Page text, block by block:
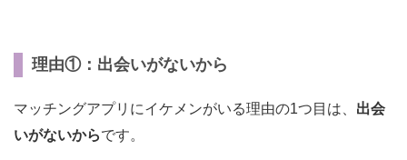
理由①：出会いがないから
マッチングアプリにイケメンがいる理由の1つ目は、 出会
いがないからです。